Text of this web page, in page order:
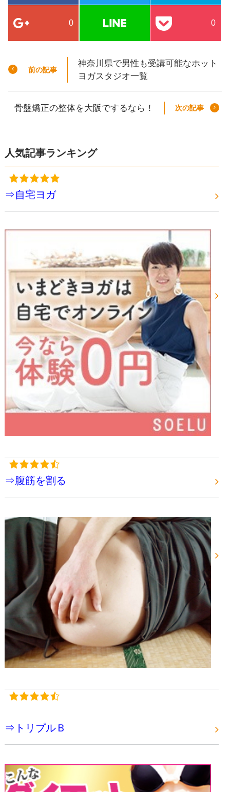
0 0
前の記事
神奈川県で男性も受講可能なホット
ヨガスタジオ一覧
次の記事
骨盤矯正の整体を大阪でするなら！
人気記事ランキング
⇒自宅ヨガ
⇒腹筋を割る
⇒トリプルＢ